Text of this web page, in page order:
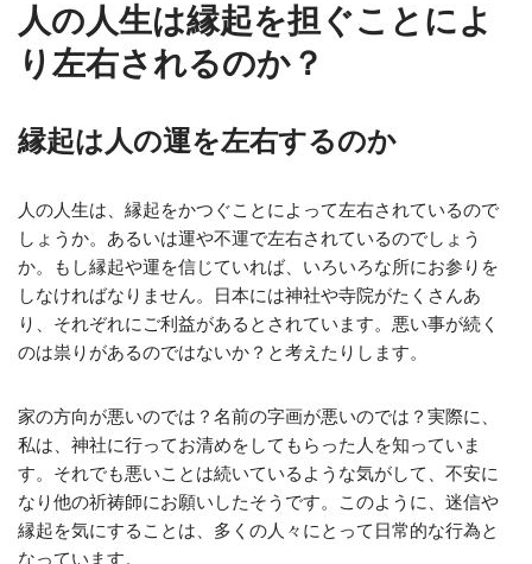
人の人生は縁起を担ぐことによ
り左右されるのか？
縁起は人の運を左右するのか
人の人生は、縁起をかつぐことによって左右されているので
しょうか。あるいは運や不運で左右されているのでしょう
か。もし縁起や運を信じていれば、いろいろな所にお参りを
しなければなりません。日本には神社や寺院がたくさんあ
り、それぞれにご利益があるとされています。悪い事が続く
のは祟りがあるのではないか？と考えたりします。
家の方向が悪いのでは？名前の字画が悪いのでは？実際に、
私は、神社に行ってお清めをしてもらった人を知っていま
す。それでも悪いことは続いているような気がして、不安に
なり他の祈祷師にお願いしたそうです。このように、迷信や
縁起を気にすることは、多くの人々にとって日常的な行為と
なっています。